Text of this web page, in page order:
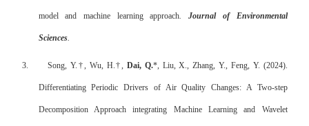
model and machine learning approach. Journal of Environmental
Sciences.
3. Song, Y. †, Wu, H.†, Dai, Q.*, Liu, X., Zhang, Y., Feng, Y. (2024).
Differentiating Periodic Drivers of Air Quality Changes: A Two-step
Decomposition Approach integrating Machine Learning and Wavelet